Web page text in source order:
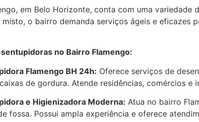
em Belo Horizonte, conta com uma
o bairro demanda serviços ágeis e eficazes
no Bairro Flamengo:
Flamengo BH 24h: Oferece serviços de
de gordura. Atende residências, comércios
e Higienizadora Moderna: Atua no bairro
fossa. Possui ampla experiência e oferece